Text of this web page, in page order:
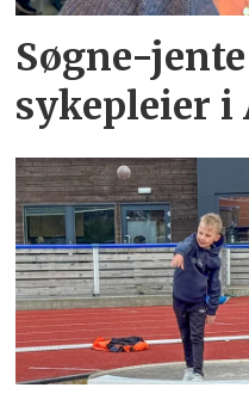
Søgne-
sykepleier i